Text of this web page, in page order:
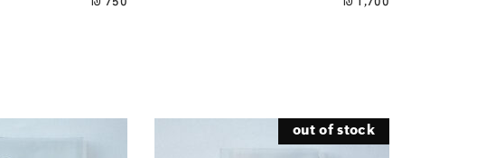
out of stock